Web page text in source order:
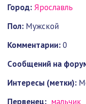
Город: Ярославль
Пол: Мужской
Комментарии:0
Cообщений на
Интересы (метки):
Первенец: мальчик